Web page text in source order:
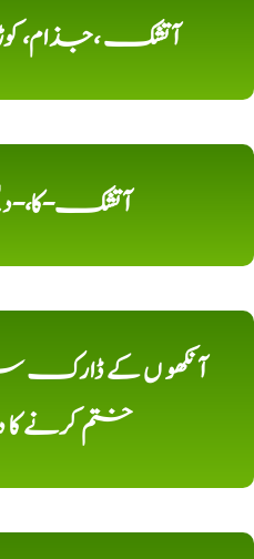
آتشک ،جذام،
آتشک-کا،-
آنکھو ں کے ڈارک
ختم کرنے کا